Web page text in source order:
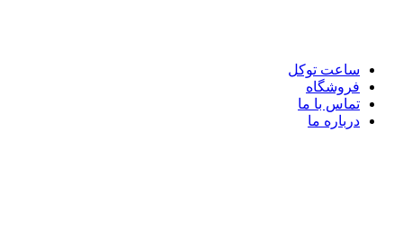
ساعت توکل
فروشگاه
تماس با ما
درباره ما